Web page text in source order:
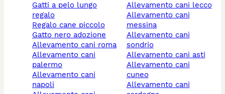
gatti a pelo lungo
regalo
regalo cane piccolo
gatto nero adozione
allevamento cani roma
allevamento cani
palermo
allevamento cani
napoli
allevamento cani lecco
allevamento cani
messina
allevamento cani
sondrio
allevamento cani asti
allevamento cani
cuneo
allevamento cani